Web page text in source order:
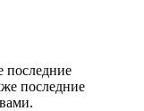
последние
последние